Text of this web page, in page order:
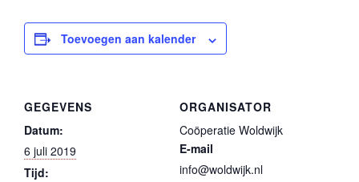
Toevoegen aan kalender
GEGEVENS
Datum:
6 juli 2019
Tijd:
ORGANISATOR
Coöperatie Woldwijk
E-mail
info@woldwijk.nl